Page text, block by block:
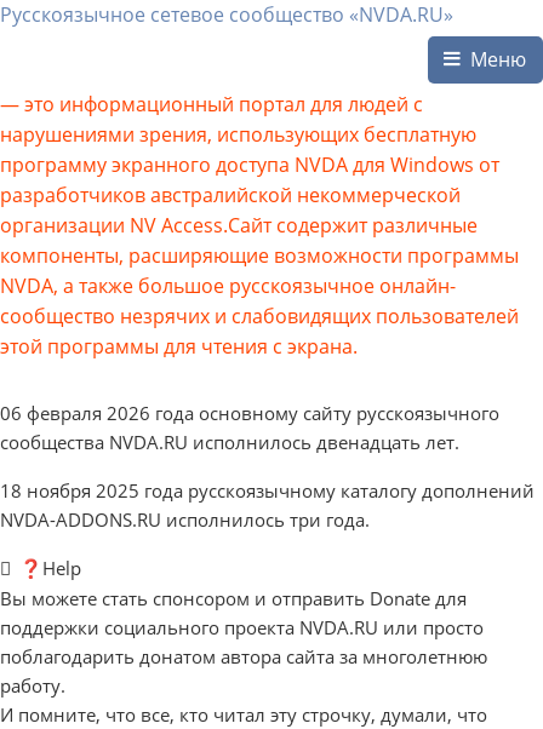
Русскоязычное сетевое сообщество «NVDA.RU»
Меню
— это информационный портал для людей с
нарушениями зрения, использующих бесплатную
программу экранного доступа NVDA для Windows от
разработчиков австралийской некоммерческой
организации NV Access.Сайт содержит различные
компоненты, расширяющие возможности программы
NVDA, а также большое русскоязычное онлайн-
сообщество незрячих и слабовидящих пользователей
этой программы для чтения с экрана.
06 февраля 2026 года основному сайту русскоязычного
сообщества NVDA.RU исполнилось двенадцать лет.
18 ноября 2025 года русскоязычному каталогу дополнений
NVDA-ADDONS.RU исполнилось три года.
❓Help
Вы можете стать спонсором и отправить Donate для
поддержки социального проекта NVDA.RU или просто
поблагодарить донатом автора сайта за многолетнюю
работу.
И помните, что все, кто читал эту строчку, думали, что